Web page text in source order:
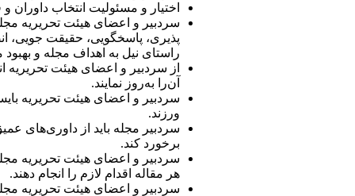
اختیار و مسئولیت انتخاب
سردبیر و اعضای هیئت تحریریه
پذیری، پاسخگویی، حقیقت جویی،
راستای نیل به اهداف مجله و
از سردبیر و اعضای هیئت
آن‌را به‌روز نمایند.
سردبیر و اعضای هیئت تحریریه
ورزند.
سردبیر مجله باید از داوری‌های
برخورد کند.
سردبیر و اعضای هیئت تحریریه
هر مقاله اقدام لازم را انجام دهند.
سردبیر و اعضای هیئت تحریریه